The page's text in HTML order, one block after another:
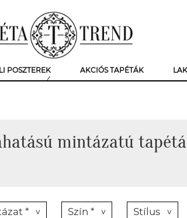
POSZTEREK AKCIÓS TAPÉTÁK
mintázatú
* Szín * Stílus